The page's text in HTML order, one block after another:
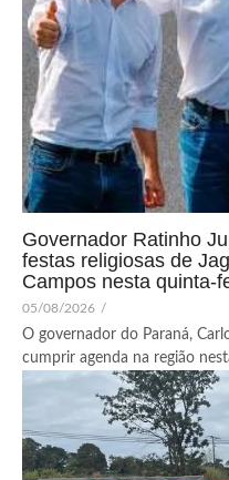
Governador Ratinho
festas religiosas de
Campos nesta quinta-
05/08/2026 /
O governador do Paraná,
cumprir agenda na região